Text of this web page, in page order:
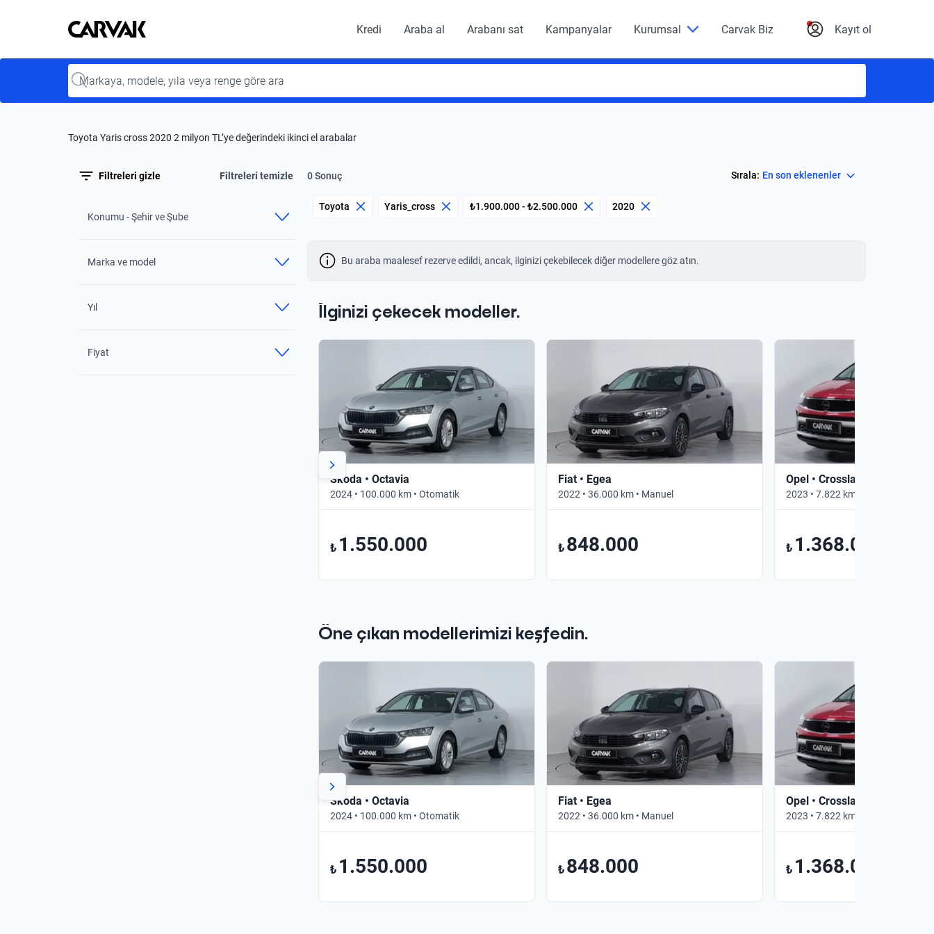
Kavak
Kavak Kredi Araba al Arabanı sat Kampanyalar Kurumsal Carvak Biz Kayıt ol
Input
Toyota Yaris cross 2020 2 milyon TL’ye değerindeki ikinci el arabalar
Filtreleri gizle Filtreleri temizle 0 Sonuç Sırala: En son eklenenler
Konumu - Şehir ve Şube
Marka ve model
Yıl
Fiyat
Toyota Yaris_cross ₺1.900.000 - ₺2.500.000 2020
Bu araba maalesef rezerve edildi, ancak, ilginizi çekebilecek diğer modellere göz atın.
İlginizi çekecek modeller.
Skoda • Octavia
2024 • 100.000 km • Otomatik
₺ 1.550.000
Fiat • Egea
2022 • 36.000 km • Manuel
₺ 848.000
Opel • Crossland
2023 • 7.822 km • Otomatik
₺ 1.368.000
Öne çıkan modellerimizi keşfedin.
Skoda • Octavia
2024 • 100.000 km • Otomatik
₺ 1.550.000
Fiat • Egea
2022 • 36.000 km • Manuel
₺ 848.000
Opel • Crossland
2023 • 7.822 km • Otomatik
₺ 1.368.000